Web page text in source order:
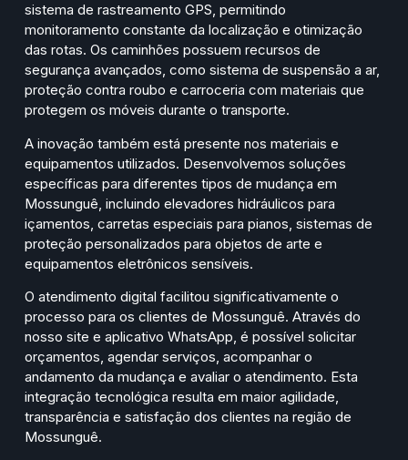
sistema de rastreamento GPS, permitindo
monitoramento constante da localização e otimização
das rotas. Os caminhões possuem recursos de
segurança avançados, como sistema de suspensão a ar,
proteção contra roubo e carroceria com materiais que
protegem os móveis durante o transporte.
A inovação também está presente nos materiais e
equipamentos utilizados. Desenvolvemos soluções
específicas para diferentes tipos de mudança em
Mossunguê, incluindo elevadores hidráulicos para
içamentos, carretas especiais para pianos, sistemas de
proteção personalizados para objetos de arte e
equipamentos eletrônicos sensíveis.
O atendimento digital facilitou significativamente o
processo para os clientes de Mossunguê. Através do
nosso site e aplicativo WhatsApp, é possível solicitar
orçamentos, agendar serviços, acompanhar o
andamento da mudança e avaliar o atendimento. Esta
integração tecnológica resulta em maior agilidade,
transparência e satisfação dos clientes na região de
Mossunguê.